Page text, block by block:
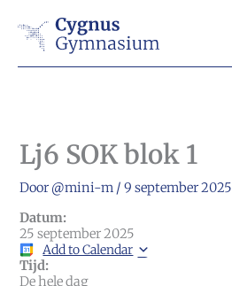
naar
Lj6 SOK blok 1
Door @mini-m /9 september 2025
Datum:
25 september 2025
Add to Calendar
Tijd:
De hele dag